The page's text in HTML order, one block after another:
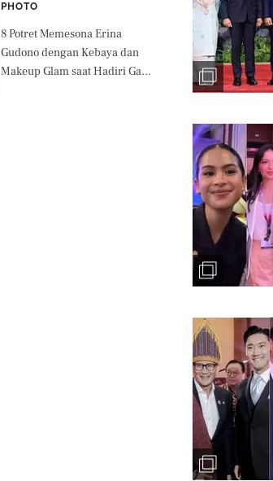
PHOTO
8 Potret Memesona Erina
Gudono dengan Kebaya dan
Makeup Glam saat Hadiri Gala